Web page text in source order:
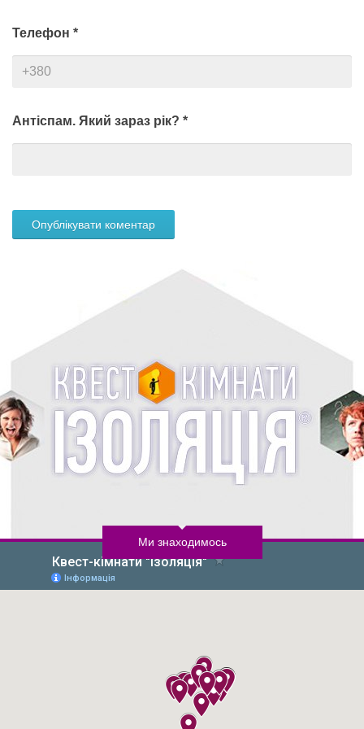
Телефон *
Антіспам. Який зараз рік? *
Ми знаходимось